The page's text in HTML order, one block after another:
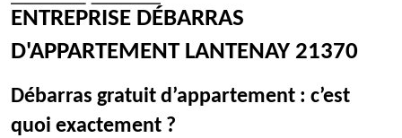
ENTREPRISE DÉBARRAS
D'APPARTEMENT LANTENAY 21370
Débarras gratuit d’appartement : c’est
quoi exactement ?